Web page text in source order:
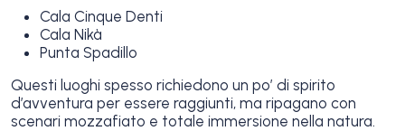
Cala Cinque Denti
Cala Nikà
Punta Spadillo
Questi luoghi spesso richiedono un po’ di spirito
d’avventura per essere raggiunti, ma ripagano con
scenari mozzafiato e totale immersione nella natura.